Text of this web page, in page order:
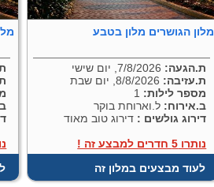
מלון הגושרים מלון בטבע
ת.הגעה:
ת.עזיבה: 8/8/2026, יום שבת
מספר לילות:
ב.אירוח: ל.וארוחת בוקר
דירוג גולשים : דירוג טוב מאוד
נותרו 5 חדרים למבצע זה !
לעוד מבצעים במלון זה